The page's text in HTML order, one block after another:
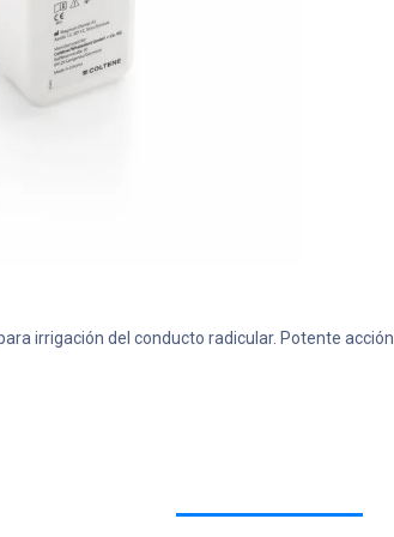
irrigación del conducto radicular. Potente acción